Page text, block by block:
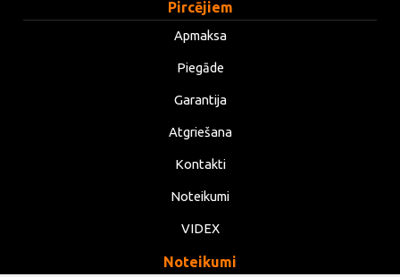
Pircējiem
Apmaksa
Piegāde
Garantija
Atgriešana
Kontakti
Noteikumi
VIDEX
Noteikumi